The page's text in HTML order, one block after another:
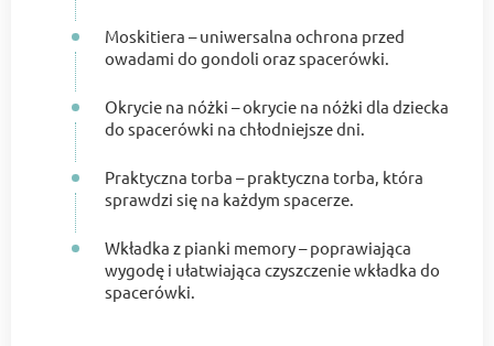
Moskitiera – uniwersalna ochrona przed
owadami do gondoli oraz spacerówki.
Okrycie na nóżki – okrycie na nóżki dla dziecka
do spacerówki na chłodniejsze dni.
Praktyczna torba – praktyczna torba, która
sprawdzi się na każdym spacerze.
Wkładka z pianki memory – poprawiająca
wygodę i ułatwiająca czyszczenie wkładka do
spacerówki.